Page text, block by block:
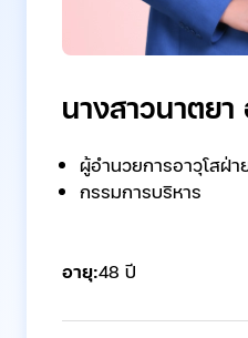
นางสาวนาตยา
ผู้อำนวยการอาวุโสฝ่
กรรมการบริหาร
อายุ:48 ปี